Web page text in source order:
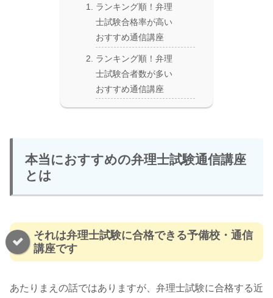
ランキング順！弁理
士試験合格率が高い
おすすめ通信講座
ランキング順！弁理
士試験合者数が多い
おすすめ通信講座
本当におすすめの弁理士試験通信講座
とは
それは弁理士試験に合格できる予備校・通信
講座です
あたりまえの話ではありますが、弁理士試験に合格する近